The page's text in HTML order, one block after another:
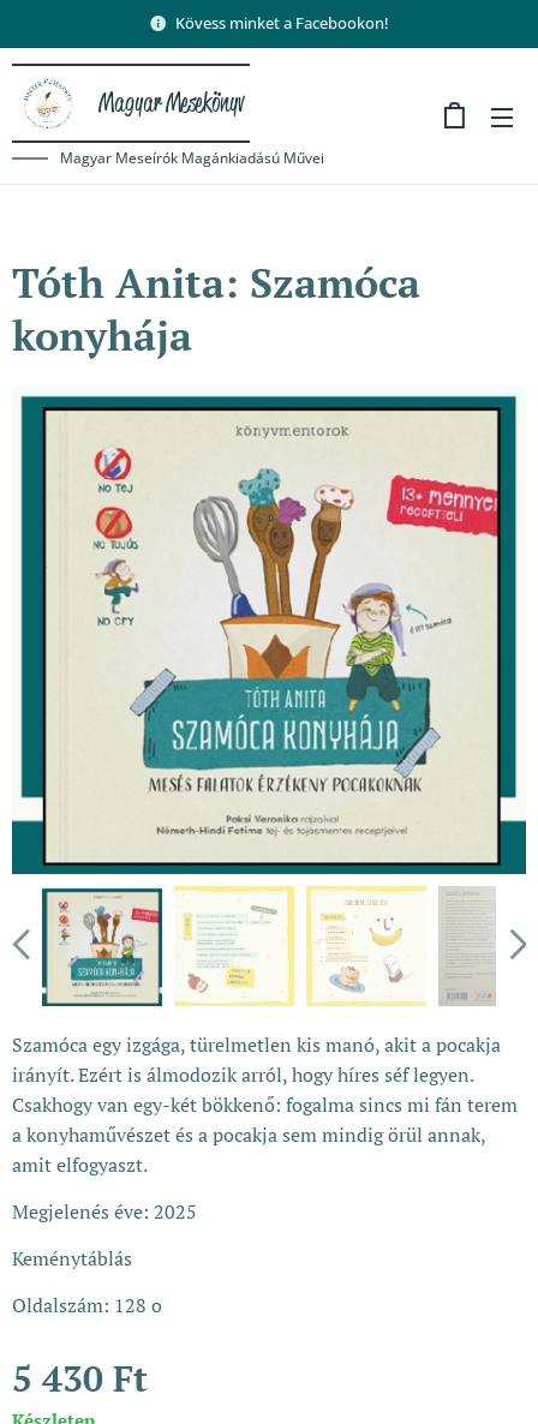
Kövess minket a Facebookon!
Magyar Mesekönyv
Magyar Meseírók Magánkiadású Művei
Tóth Anita: Szamóca
konyhája
Szamóca egy izgága, türelmetlen kis manó, akit a pocakja
irányít. Ezért is álmodozik arról, hogy híres séf legyen.
Csakhogy van egy-két bökkenő: fogalma sincs mi fán terem
a konyhaművészet és a pocakja sem mindig örül annak,
amit elfogyaszt.
Megjelenés éve: 2025
Keménytáblás
Oldalszám: 128 o
5 430 Ft